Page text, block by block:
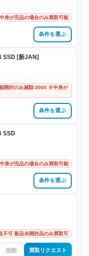
身が完品の場合のみ買取可能
条件を選ぶ
SSD [新JAN]
開封のみ減額-3000 ※中身が
条件を選ぶ
SSD
身が完品の場合のみ買取可能
条件を選ぶ
不可 新品未開封品のみ買取可
買取リクエスト